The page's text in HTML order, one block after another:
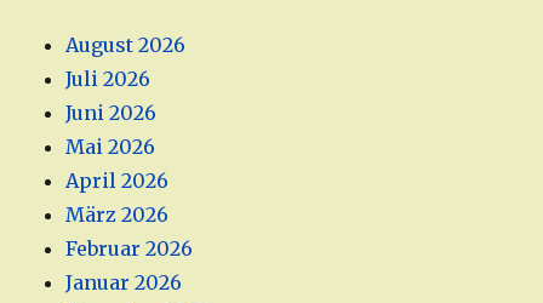
August 2026
Juli 2026
Juni 2026
Mai 2026
April 2026
März 2026
Februar 2026
Januar 2026